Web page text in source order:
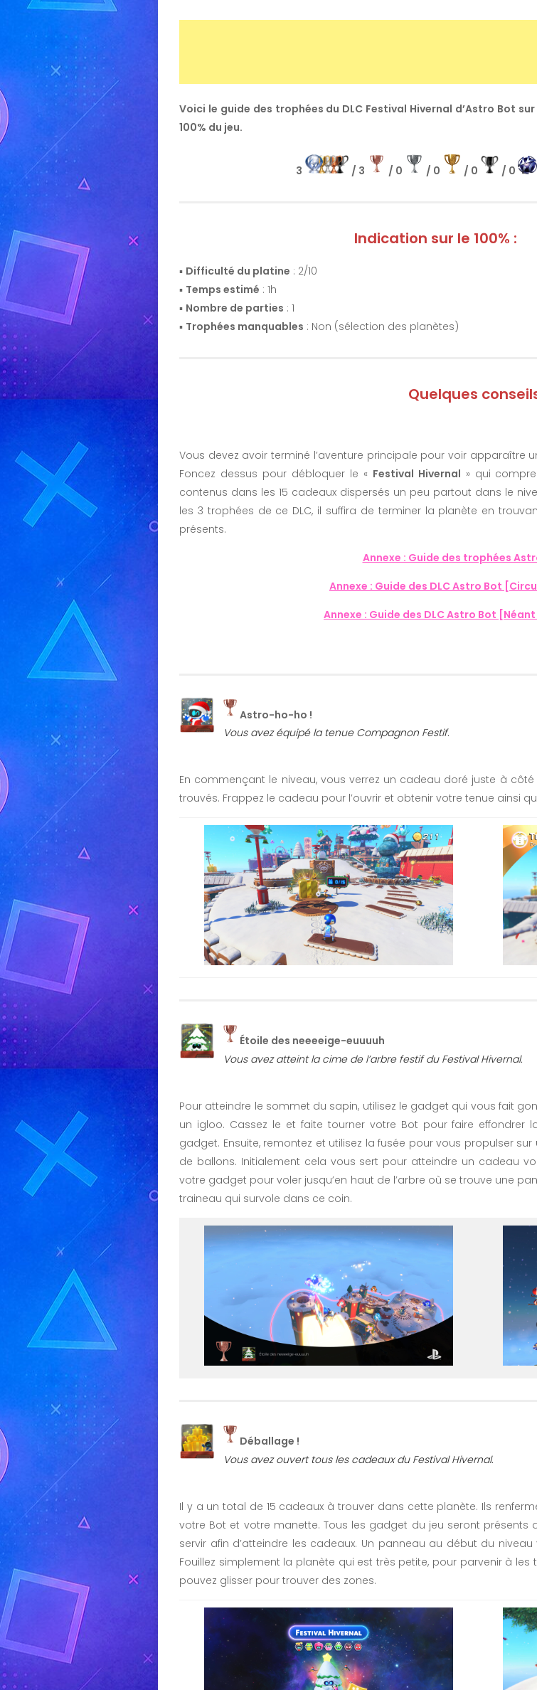
Voici le guide des trophées du DLC Festival Hivernal d’Astro Bot
100% du jeu.
3 / 3 / 0 / 0 / 0 / 0
Indication sur le 100% :
▪️ Difficulté du platine : 2/10
▪️ Temps estimé : 1h
▪️ Nombre de parties : 1
▪️ Trophées manquables : Non (sélection des planètes)
Quelques
Vous devez avoir terminé l’aventure principale pour voir apparaître
Foncez dessus pour débloquer le « Festival Hivernal » qui
contenus dans les 15 cadeaux dispersés un peu partout dans le
les 3 trophées de ce DLC, il suffira de terminer la planète en
présents.
Annexe : Guide des trophées
Annexe : Guide des DLC Astro Bot
Annexe : Guide des DLC Astro Bot
Astro-ho-ho !
Vous avez équipé la tenue Compagnon Festif.
En commençant le niveau, vous verrez un cadeau doré juste à
trouvés. Frappez le cadeau pour l’ouvrir et obtenir votre tenue ainsi
Étoile des neeeeige-euuuuh
Vous avez atteint la cime de l’arbre festif du Festival Hivernal.
Pour atteindre le sommet du sapin, utilisez le gadget qui vous fait
un igloo. Cassez le et faite tourner votre Bot pour faire effondrer
gadget. Ensuite, remontez et utilisez la fusée pour vous propulser
de ballons. Initialement cela vous sert pour atteindre un cadeau
votre gadget pour voler jusqu’en haut de l’arbre où se trouve une
traineau qui survole dans ce coin.
Déballage !
Vous avez ouvert tous les cadeaux du Festival Hivernal.
Il y a un total de 15 cadeaux à trouver dans cette planète. Ils
votre Bot et votre manette. Tous les gadget du jeu seront présents
servir afin d’atteindre les cadeaux. Un panneau au début du
Fouillez simplement la planète qui est très petite, pour parvenir à les
pouvez glisser pour trouver des zones.